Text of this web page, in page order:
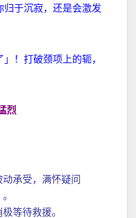
归于沉寂，还是会激发
！打破颈项上的轭，
烈
承受，满怀疑问
等待救援。